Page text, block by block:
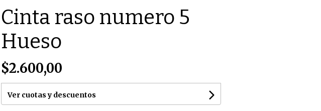
Cinta raso numero 5
Hueso
$2.600,00
Ver cuotas y descuentos